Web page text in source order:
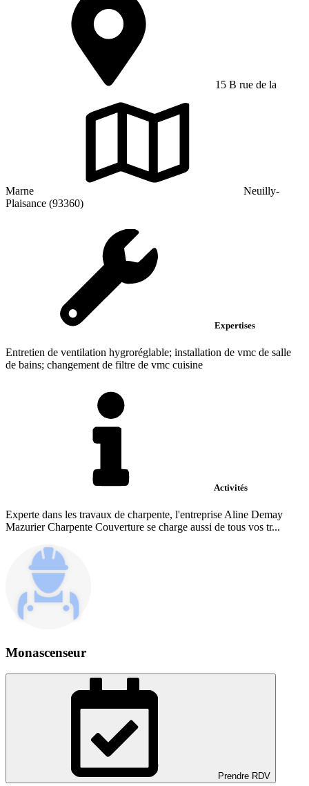
15 B rue de la
Marne
Neuilly-
Plaisance (93360)
Expertises
Entretien de ventilation hygroréglable; installation de vmc de salle
de bains; changement de filtre de vmc cuisine
Activités
Experte dans les travaux de charpente, l'entreprise Aline Demay
Mazurier Charpente Couverture se charge aussi de tous vos tr...
Monascenseur
Prendre RDV